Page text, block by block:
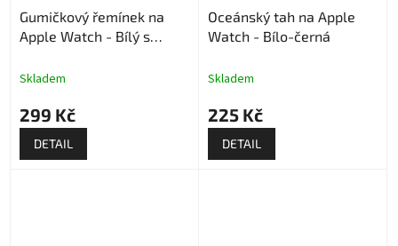
Gumičkový řemínek na
Apple Watch - Bílý s
Skladem
299 Kč
DETAIL
Oceánský tah na Apple
Watch - Bílo-černá
Skladem
225 Kč
DETAIL